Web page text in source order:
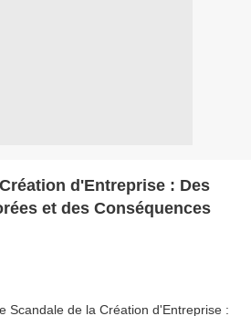
d'Entreprise : Des
et des Conséquences